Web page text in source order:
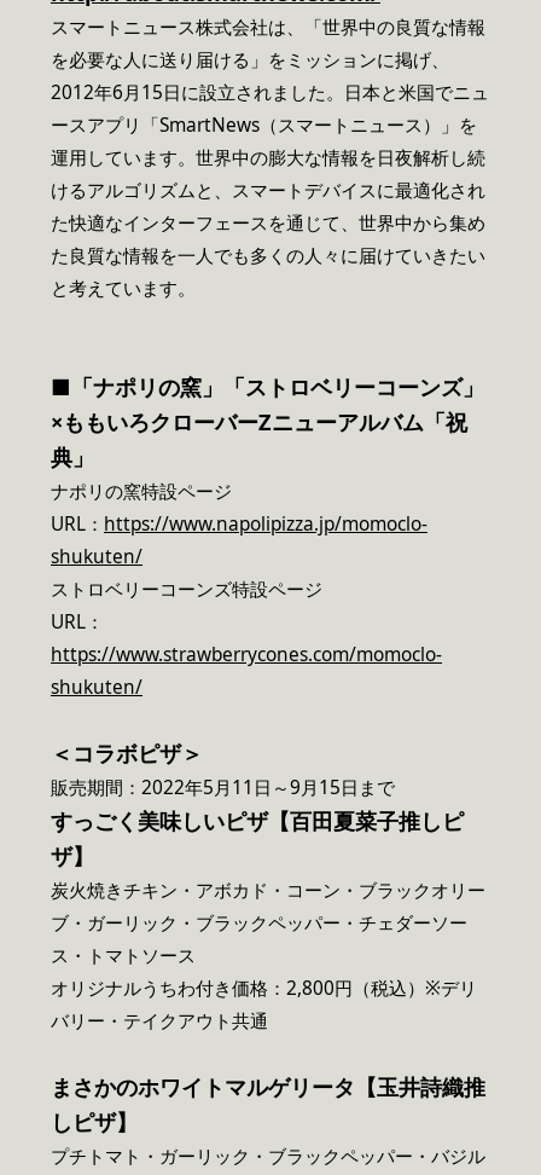
スマートニュース株式会社は、「世界中の良質な情報
を必要な人に送り届ける」をミッションに掲げ、
2012年6月15日に設立されました。日本と米国でニュ
ースアプリ「SmartNews（スマートニュース）」を
運用しています。世界中の膨大な情報を日夜解析し続
けるアルゴリズムと、スマートデバイスに最適化され
た快適なインターフェースを通じて、世界中から集め
た良質な情報を一人でも多くの人々に届けていきたい
と考えています。
■「ナポリの窯」「ストロベリーコーンズ」
×ももいろクローバーZニューアルバム「祝
典」
ナポリの窯特設ページ
URL： https://www.napolipizza.jp/momoclo-
shukuten/
ストロベリーコーンズ特設ページ
URL：
https://www.strawberrycones.com/momoclo-
shukuten/
＜コラボピザ＞
販売期間：2022年5月11日～9月15日まで
すっごく美味しいピザ【百田夏菜子推しピ
ザ】
炭火焼きチキン・アボカド・コーン・ブラックオリー
ブ・ガーリック・ブラックペッパー・チェダーソー
ス・トマトソース
オリジナルうちわ付き価格：2,800円（税込）※デリ
バリー・テイクアウト共通
まさかのホワイトマルゲリータ【玉井詩織推
しピザ】
プチトマト・ガーリック・ブラックペッパー・バジル